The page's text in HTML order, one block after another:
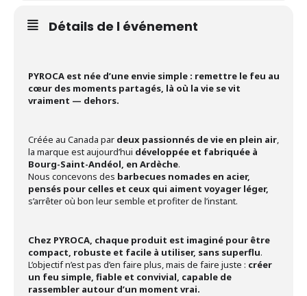
Détails de l événement
PYROCA est née d’une envie simple : remettre le feu au
cœur des moments partagés, là où la vie se vit
vraiment — dehors.
Créée au Canada par deux passionnés de vie en plein air,
la marque est aujourd’hui développée et fabriquée à
Bourg-Saint-Andéol, en Ardèche.
Nous concevons des barbecues nomades en acier,
pensés pour celles et ceux qui aiment voyager léger,
s’arrêter où bon leur semble et profiter de l’instant.
Chez PYROCA, chaque produit est imaginé pour être
compact, robuste et facile à utiliser, sans superflu.
L’objectif n’est pas d’en faire plus, mais de faire juste : créer
un feu simple, fiable et convivial, capable de
rassembler autour d’un moment vrai.